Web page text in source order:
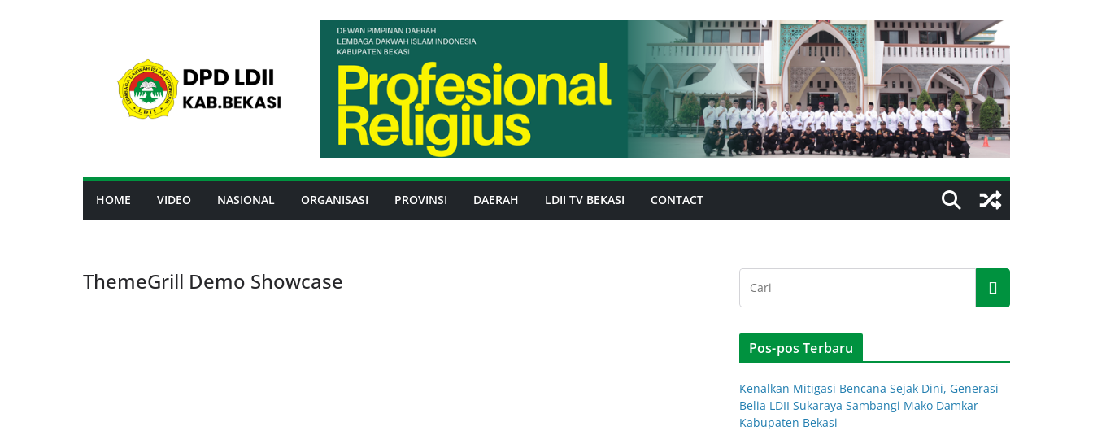
HOME VIDEO NASIONAL ORGANISASI PROVINSI DAERAH LDII TV BEKASI CONTACT
ThemeGrill Demo Showcase
Pos-pos Terbaru
Kenalkan Mitigasi Bencana Sejak Dini, Generasi
Belia LDII Sukaraya Sambangi Mako Damkar
Kabupaten Bekasi